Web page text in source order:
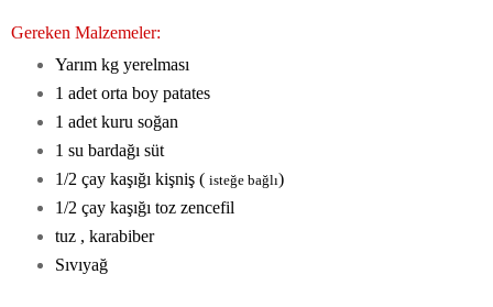
Gereken Malzemeler:
Yarım kg yerelması
1 adet orta boy patates
1 adet kuru soğan
1 su bardağı süt
1/2 çay kaşığı kişniş ( isteğe bağlı)
1/2 çay kaşığı toz zencefil
tuz , karabiber
Sıvıyağ